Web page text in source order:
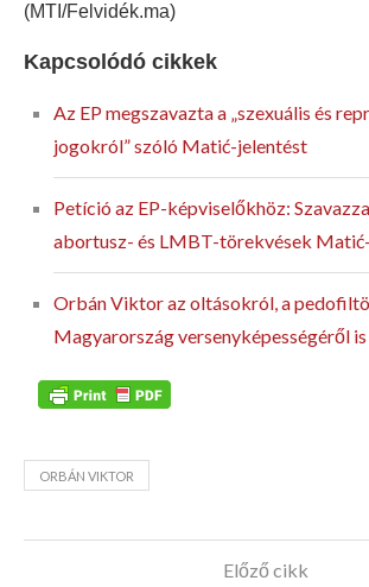
(MTI/Felvidék.ma)
Kapcsolódó cikkek
Az EP megszavazta a „szexuális és
jogokról” szóló Matić-jelentést
Petíció az EP-képviselőkhöz:
abortusz- és LMBT-törekvések
Orbán Viktor az oltásokról, a
Magyarország versenyképességéről
ORBÁN VIKTOR
Előző cikk